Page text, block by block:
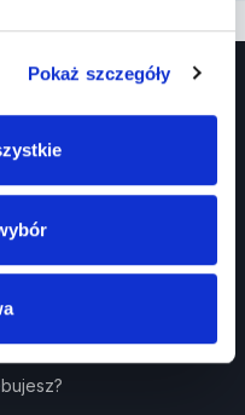
Pokaż szczegóły